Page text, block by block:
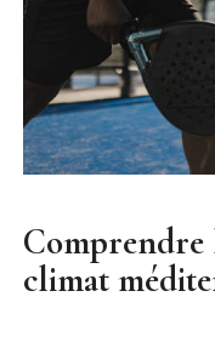
Comprendre
climat